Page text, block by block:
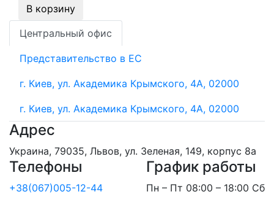
В корзину
Центральный офис
Представительство в ЕС
г. Киев, ул. Академика Крымского, 4А, 02000
г. Киев, ул. Академика Крымского, 4А, 02000
Адрес
Украина, 79035, Львов, ул. Зеленая, 149, корпус 8а
Телефоны
+38(067)005-12-44
График работы
Пн – Пт 08:00 – 18:00 Сб